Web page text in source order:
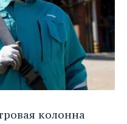
колонна